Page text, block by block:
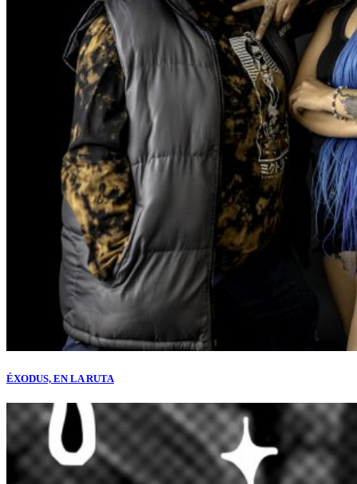
ÉXODUS, EN LA RUTA